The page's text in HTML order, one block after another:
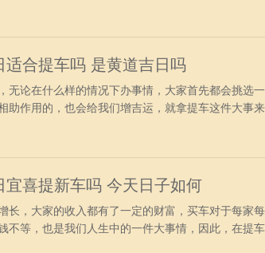
适合提车吗 是黄道吉日吗
无论在什么样的情况下办事情，大家首先都会挑选
助作用的，也会给我们增吉运，就拿提车这件大事
宜喜提新车吗 今天日子如何
长，大家的收入都有了一定的财富，买车对于每家
不等，也是我们人生中的一件大事情，因此，在提